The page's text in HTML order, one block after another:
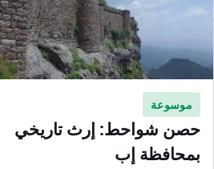
موسوعة
حصن شواحط: إرث تاريخي
بمحافظة إب